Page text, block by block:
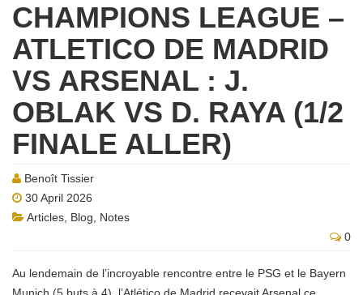
CHAMPIONS LEAGUE –
ATLETICO DE MADRID
VS ARSENAL : J.
OBLAK VS D. RAYA (1/2
FINALE ALLER)
Benoît Tissier
30 April 2026
Articles Blog
Notes
0
Au lendemain de l’incroyable rencontre entre le PSG et le Bayern